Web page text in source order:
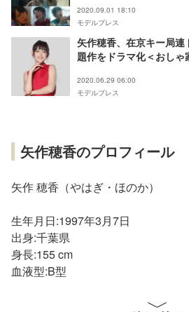
2020.09.01 18:10
モデルプレス
矢作穂香、在京キー局
題作をドラマ化＜おしゃ
2020.06.29 06:00
モデルプレス
矢作穂香のプロフィール
矢作 穂香（やはぎ・ほのか）
生年月日:1997年3月7日
出身:千葉県
身長:155 cm
血液型:B型
旧芸名は未来 穂香（みき・ほのか